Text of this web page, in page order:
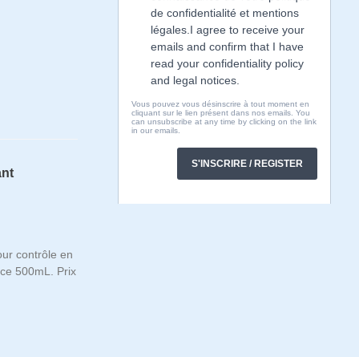
contrôle en
500mL. Prix